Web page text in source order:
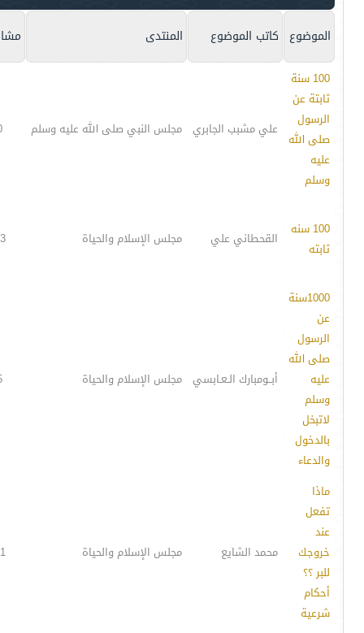
الموضوع كاتب الموضوع المنتدى
100 سنة
ثابتة عن
الرسول
صلى الله
عليه
وسلم
علي مشبب الجابري مجلس النبي صلى الله عليه وسلم
100 سنه
ثابته
القحطاني علي مجلس الإسلام والحياة
1000سنة
عن
الرسول
صلى الله
عليه
وسلم
لاتبخل
بالدخول
والدعاء
أبــومبارك الـعـابسي مجلس الإسلام والحياة
ماذا
تفعل
عند
خروجك
للبر ؟؟
أحكام
شرعية
محمد الشايع مجلس الإسلام والحياة